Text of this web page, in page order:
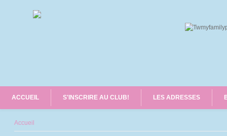
ACCUEIL S'INSCRIRE AU CLUB! LES ADRESSES
Vous êtes ici
Accueil